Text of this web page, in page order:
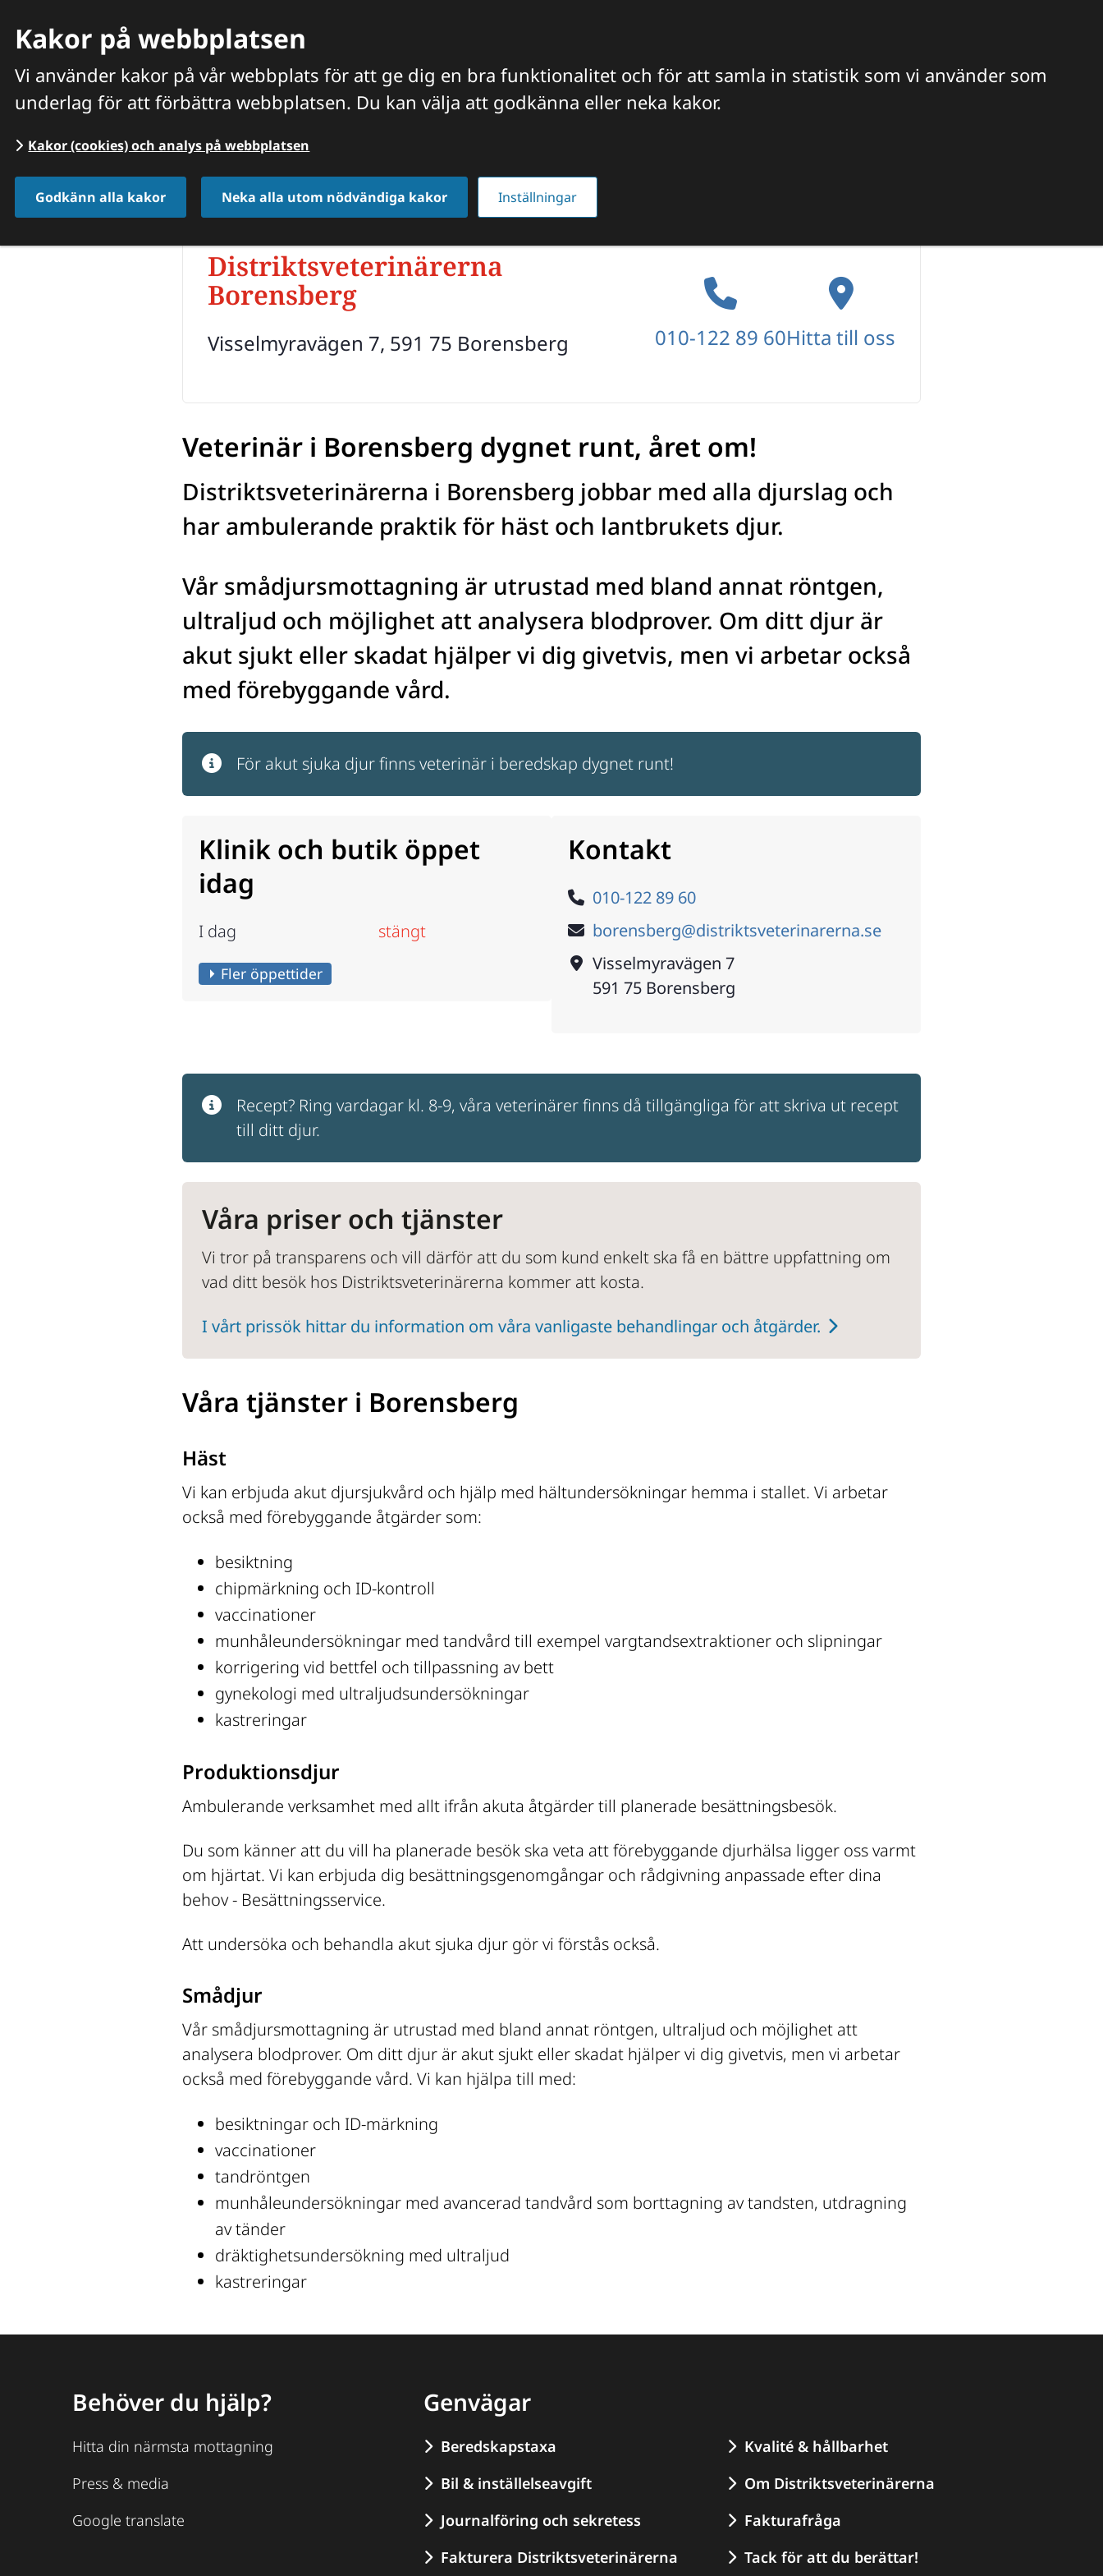
Kakor på webbplatsen
Vi använder kakor på vår webbplats för att ge dig en bra funktionalitet och för att samla in statistik som vi använder som
underlag för att förbättra webbplatsen. Du kan välja att godkänna eller neka kakor.
Kakor (cookies) och analys på webbplatsen
Godkänn alla kakor Neka alla utom nödvändiga kakor Inställningar
Hitta veterinär
HITTA VETERINÄR VÅRA PRISER OCH TJÄNSTER OFFICIELLA INTYG VETERINÄREN TIPSAR
Hitta veterinär
Distrikts­veterinär­erna
Borensberg
Visselmyravägen 7, 591 75 Borensberg 010-122 89 60Hitta till oss
Veterinär i Borensberg dygnet runt, året om!
Distriktsveterinärerna i Borensberg jobbar med alla djurslag och
har ambulerande praktik för häst och lantbrukets djur.
Vår smådjursmottagning är utrustad med bland annat röntgen,
ultraljud och möjlighet att analysera blodprover. Om ditt djur är
akut sjukt eller skadat hjälper vi dig givetvis, men vi arbetar också
med förebyggande vård.
För akut sjuka djur finns veterinär i beredskap dygnet runt!
Klinik och butik öppet
idag
I dag stängt
Fler öppettider
Kontakt
Telefon
010-122 89 60
E-post
borensberg@distriktsveterinarerna.se
Adress
Visselmyravägen 7
591 75 Borensberg
Recept? Ring vardagar kl. 8-9, våra veterinärer finns då tillgängliga för att skriva ut recept
till ditt djur.
Våra priser och tjänster
Vi tror på transparens och vill därför att du som kund enkelt ska få en bättre uppfattning om
vad ditt besök hos Distriktsveterinärerna kommer att kosta.
I vårt prissök hittar du information om våra vanligaste behandlingar och åtgärder.
Våra tjänster i Borensberg
Häst
Vi kan erbjuda akut djursjukvård och hjälp med hältundersökningar hemma i stallet. Vi arbetar
också med förebyggande åtgärder som:
besiktning
chipmärkning och ID-kontroll
vaccinationer
munhåleundersökningar med tandvård till exempel vargtandsextraktioner och slipningar
korrigering vid bettfel och tillpassning av bett
gynekologi med ultraljudsundersökningar
kastreringar
Produktionsdjur
Ambulerande verksamhet med allt ifrån akuta åtgärder till planerade besättningsbesök.
Du som känner att du vill ha planerade besök ska veta att förebyggande djurhälsa ligger oss varmt
om hjärtat. Vi kan erbjuda dig besättningsgenomgångar och rådgivning anpassade efter dina
behov - Besättningsservice.
Att undersöka och behandla akut sjuka djur gör vi förstås också.
Smådjur
Vår smådjursmottagning är utrustad med bland annat röntgen, ultraljud och möjlighet att
analysera blodprover. Om ditt djur är akut sjukt eller skadat hjälper vi dig givetvis, men vi arbetar
också med förebyggande vård. Vi kan hjälpa till med:
besiktningar och ID-märkning
vaccinationer
tandröntgen
munhåleundersökningar med avancerad tandvård som borttagning av tandsten, utdragning
av tänder
dräktighetsundersökning med ultraljud
kastreringar
Behöver du hjälp?
Hitta din närmsta mottagning
Press & media
Google translate
Genvägar
Beredskapstaxa
Kvalité & hållbarhet
Bil & inställelseavgift
Om Distriktsveterinärerna
Journalföring och sekretess
Fakturafråga
Fakturera Distriktsveterinärerna
Tack för att du berättar!